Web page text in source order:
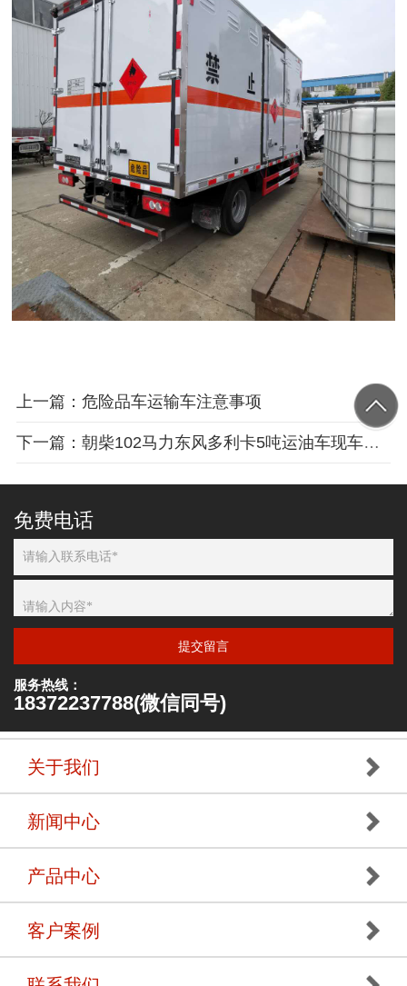
上一篇：危险品车运输车注意事项
下一篇：朝柴102马力东风多利卡5吨运油车现车大量供应
免费电话
提交留言
服务热线：
18372237788(微信同号)
关于我们
新闻中心
产品中心
客户案例